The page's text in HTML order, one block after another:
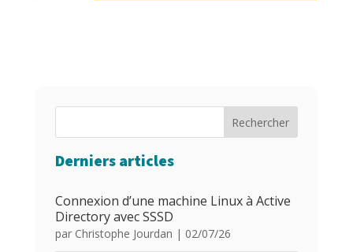
Rechercher
Derniers articles
Connexion d’une machine Linux à Active
Directory avec SSSD
par Christophe Jourdan | 02/07/26